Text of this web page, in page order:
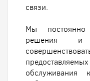
связи.
Мы постоянно
решения и
обслуживания